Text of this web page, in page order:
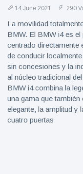
14 June 2021 290
La movilidad
BMW. El BMW i4 es
centrado directamente
de conducir
sin concesiones y la
al núcleo tradicional
BMW i4 combina la
una gama que
elegante, la amplitud y
cuatro puertas